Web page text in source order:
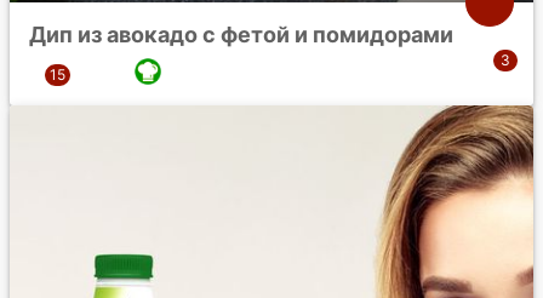
Дип из авокадо с фетой и помидорами